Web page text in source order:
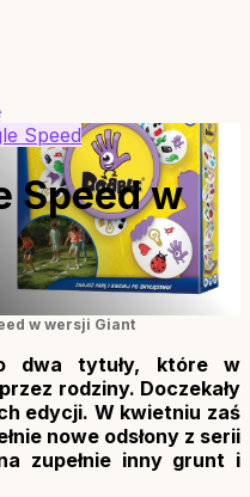
Speed
Speed w
w wersji Giant
dwa tytuły, które w
rodziny. Doczekały
edycji. W kwietniu zaś
nowe odsłony z serii
zupełnie inny grunt i